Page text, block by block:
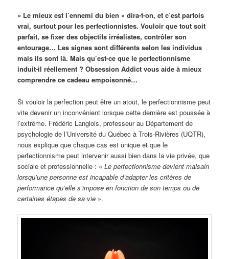
« Le mieux est l’ennemi du bien » dira-t-on, et c’est parfois
vrai, surtout pour les perfectionnistes. Vouloir que tout soit
parfait, se fixer des objectifs irréalistes, contrôler son
entourage… Les signes sont différents selon les individus
mais ils sont là. Mais qu’est-ce que le perfectionnisme
induit-il réellement ? Obsession Addict vous aide à mieux
comprendre ce cadeau empoisonné…
Si vouloir la perfection peut être un atout, le perfectionnisme peut
vite devenir un inconvénient lorsque cette dernière est poussée à
l’extrême. Frédéric Langlois, professeur au Département de
psychologie de l’Université du Québec à Trois-Rivières (UQTR),
nous explique que chaque cas est unique et que le
perfectionnisme peut intervenir aussi bien dans la vie privée, que
sociale et professionnelle : «Le perfectionnisme devient malsain
lorsqu’une personne est incapable d’adapter les critères de
performance qu’elle s’impose en fonction de son temps ou de
certaines étapes de sa vie ».